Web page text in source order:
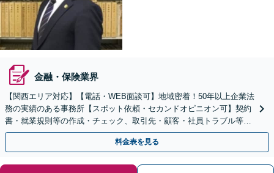
金融・保険業界
【関西エリア対応】【電話・WEB面談可】地域密着！50年以上企業法
務の実績のある事務所【スポット依頼・セカンドオピニオン可】契約
書・就業規則等の作成・チェック、取引先・顧客・社員トラブル等、
お気軽にご相談ください【事前予約で休日・夜間対応】
料金表を見る